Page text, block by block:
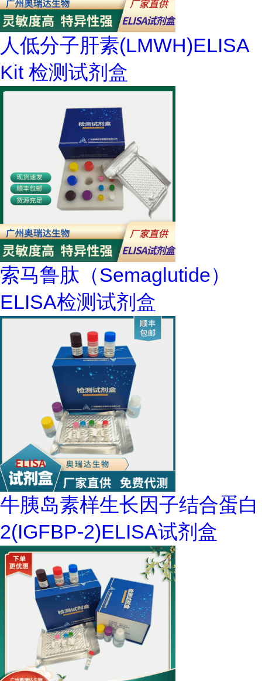
人低分子肝素(LMWH)ELISA
Kit 检测试剂盒
索马鲁肽（Semaglutide）
ELISA检测试剂盒
牛胰岛素样生长因子结合蛋白
2(IGFBP-2)ELISA试剂盒